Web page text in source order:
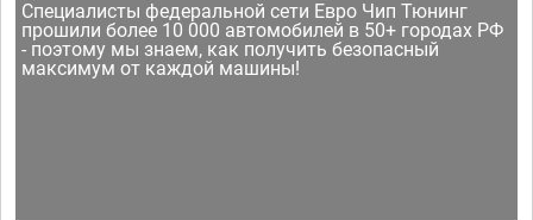
Специалисты федеральной сети Евро Чип Тюнинг
прошили более 10 000 автомобилей в 50+ городах РФ
- поэтому мы знаем, как получить безопасный
максимум от каждой машины!